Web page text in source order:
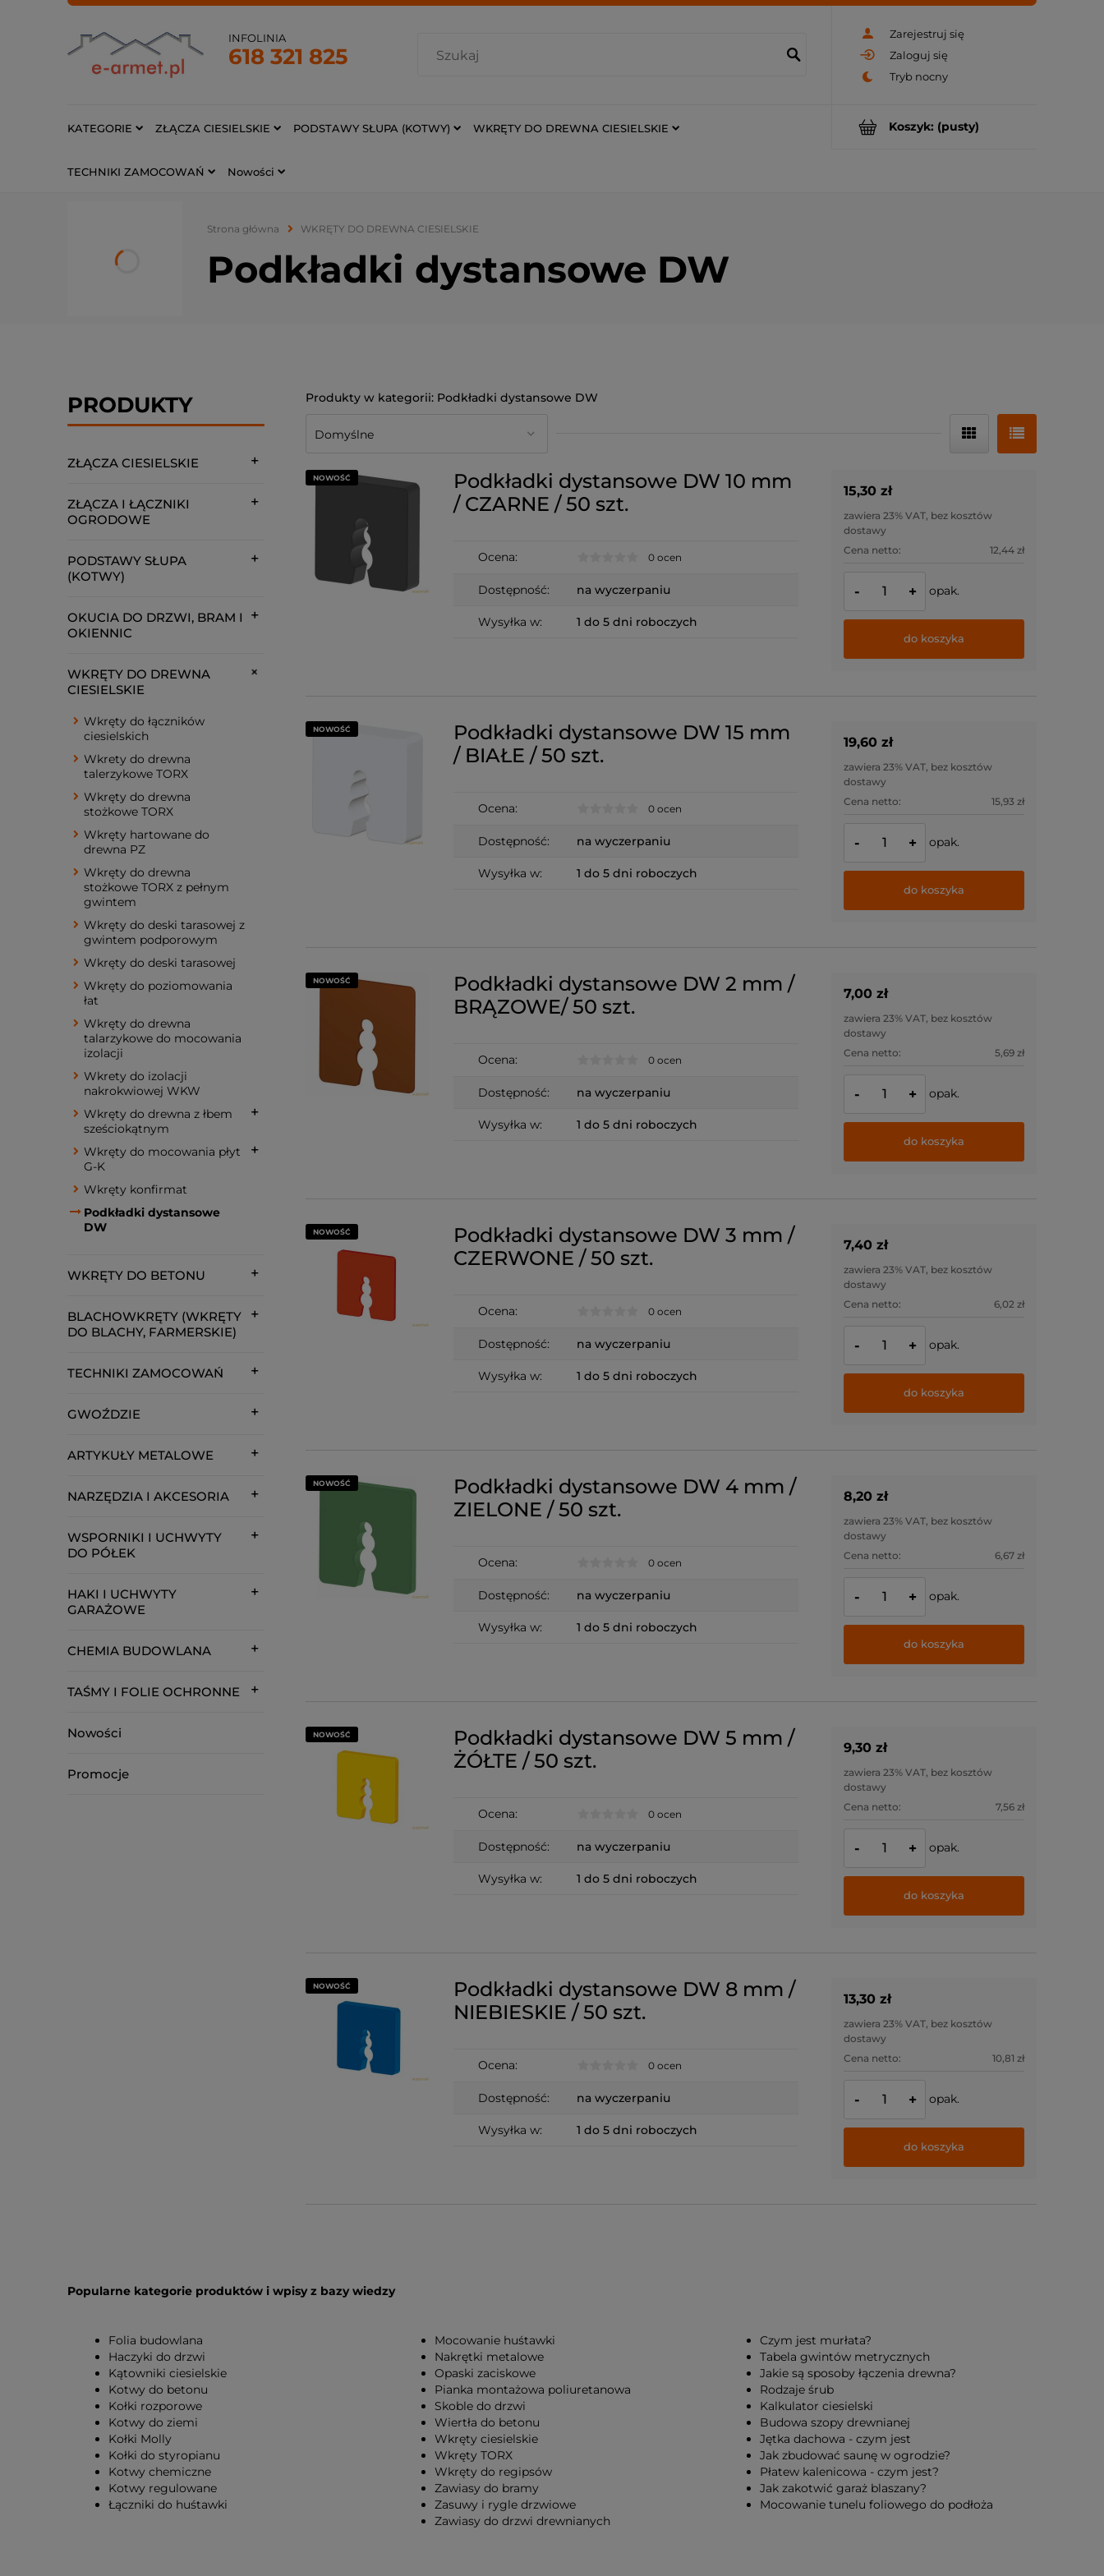
Zarejestruj się
Zaloguj się
INFOLINIA
618 321 825
Koszyk: (pusty)
KATEGORIE ZŁĄCZA CIESIELSKIE PODSTAWY SŁUPA (KOTWY) WKRĘTY DO DREWNA CIESIELSKIE
TECHNIKI ZAMOCOWAŃ Nowości
Strona główna WKRĘTY DO DREWNA CIESIELSKIE
Podkładki dystansowe DW
PRODUKTY
ZŁĄCZA CIESIELSKIE
ZŁĄCZA I ŁĄCZNIKI
OGRODOWE
PODSTAWY SŁUPA
(KOTWY)
OKUCIA DO DRZWI, BRAM I
OKIENNIC
WKRĘTY DO DREWNA
CIESIELSKIE
Wkręty do łączników
ciesielskich
Wkrety do drewna
talerzykowe TORX
Wkręty do drewna
stożkowe TORX
Wkręty hartowane do
drewna PZ
Wkręty do drewna
stożkowe TORX z pełnym
gwintem
Wkręty do deski tarasowej z
gwintem podporowym
Wkręty do deski tarasowej
Wkręty do poziomowania
łat
Wkręty do drewna
talarzykowe do mocowania
izolacji
Wkrety do izolacji
nakrokwiowej WKW
Wkręty do drewna z łbem
sześciokątnym
Wkręty do mocowania płyt
G-K
Wkręty konfirmat
Podkładki dystansowe
DW
WKRĘTY DO BETONU
BLACHOWKRĘTY (WKRĘTY
DO BLACHY, FARMERSKIE)
TECHNIKI ZAMOCOWAŃ
GWOŹDZIE
ARTYKUŁY METALOWE
NARZĘDZIA I AKCESORIA
WSPORNIKI I UCHWYTY
DO PÓŁEK
HAKI I UCHWYTY
GARAŻOWE
CHEMIA BUDOWLANA
TAŚMY I FOLIE OCHRONNE
Nowości
Promocje
Podkładki dystansowe DW
Podkładki dystansowe DW 10 mm
/ CZARNE / 50 szt.
Ocena: 0 ocen
Dostępność: na wyczerpaniu
Wysyłka w: 1 do 5 dni roboczych
15,30 zł
zawiera 23% VAT, bez kosztów
dostawy
Cena netto:
12,44 zł
- + opak.
do koszyka
NOWOŚĆ
Podkładki dystansowe DW 15 mm
/ BIAŁE / 50 szt.
Ocena: 0 ocen
Dostępność: na wyczerpaniu
Wysyłka w: 1 do 5 dni roboczych
19,60 zł
zawiera 23% VAT, bez kosztów
dostawy
Cena netto:
15,93 zł
- + opak.
do koszyka
NOWOŚĆ
Podkładki dystansowe DW 2 mm /
BRĄZOWE/ 50 szt.
Ocena: 0 ocen
Dostępność: na wyczerpaniu
Wysyłka w: 1 do 5 dni roboczych
7,00 zł
zawiera 23% VAT, bez kosztów
dostawy
Cena netto:
5,69 zł
- + opak.
do koszyka
NOWOŚĆ
Podkładki dystansowe DW 3 mm /
CZERWONE / 50 szt.
Ocena: 0 ocen
Dostępność: na wyczerpaniu
Wysyłka w: 1 do 5 dni roboczych
7,40 zł
zawiera 23% VAT, bez kosztów
dostawy
Cena netto:
6,02 zł
- + opak.
do koszyka
NOWOŚĆ
Podkładki dystansowe DW 4 mm /
ZIELONE / 50 szt.
Ocena: 0 ocen
Dostępność: na wyczerpaniu
Wysyłka w: 1 do 5 dni roboczych
8,20 zł
zawiera 23% VAT, bez kosztów
dostawy
Cena netto:
6,67 zł
- + opak.
do koszyka
NOWOŚĆ
Podkładki dystansowe DW 5 mm /
ŻÓŁTE / 50 szt.
Ocena: 0 ocen
Dostępność: na wyczerpaniu
Wysyłka w: 1 do 5 dni roboczych
9,30 zł
zawiera 23% VAT, bez kosztów
dostawy
Cena netto:
7,56 zł
- + opak.
do koszyka
NOWOŚĆ
Podkładki dystansowe DW 8 mm /
NIEBIESKIE / 50 szt.
Ocena: 0 ocen
Dostępność: na wyczerpaniu
Wysyłka w: 1 do 5 dni roboczych
13,30 zł
zawiera 23% VAT, bez kosztów
dostawy
Cena netto:
10,81 zł
- + opak.
do koszyka
NOWOŚĆ
Popularne kategorie produktów i wpisy z bazy wiedzy
Folia budowlana
Haczyki do drzwi
Kątowniki ciesielskie
Kotwy do betonu
Kołki rozporowe
Kotwy do ziemi
Kołki Molly
Kołki do styropianu
Kotwy chemiczne
Kotwy regulowane
Łączniki do huśtawki
Mocowanie huśtawki
Nakrętki metalowe
Opaski zaciskowe
Pianka montażowa poliuretanowa
Skoble do drzwi
Wiertła do betonu
Wkręty ciesielskie
Wkręty TORX
Wkręty do regipsów
Zawiasy do bramy
Zasuwy i rygle drzwiowe
Zawiasy do drzwi drewnianych
Czym jest murłata?
Tabela gwintów metrycznych
Jakie są sposoby łączenia drewna?
Rodzaje śrub
Kalkulator ciesielski
Budowa szopy drewnianej
Jętka dachowa - czym jest
Jak zbudować saunę w ogrodzie?
Płatew kalenicowa - czym jest?
Jak zakotwić garaż blaszany?
Mocowanie tunelu foliowego do podłoża